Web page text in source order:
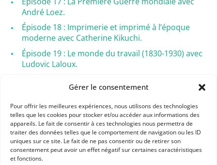
Gérer le consentement
Pour offrir les meilleures expériences, nous utilisons des technologies
telles que les cookies pour stocker et/ou accéder aux informations des
appareils. Le fait de consentir à ces technologies nous permettra de
traiter des données telles que le comportement de navigation ou les ID
uniques sur ce site. Le fait de ne pas consentir ou de retirer son
consentement peut avoir un effet négatif sur certaines caractéristiques
et fonctions.
André Loez.
Épisode 18 : Imprimerie et imprimé à l’époque
moderne avec Catherine Kikuchi.
Épisode 19 : Le monde du travail (1830-1930) avec
Ludovic Laloux.
© APHG Brèves de classe – Yohann Chanoir et
Nicolas Charles pourHistoriens & Géographes,
07/10/2020. Tous droits réservés.